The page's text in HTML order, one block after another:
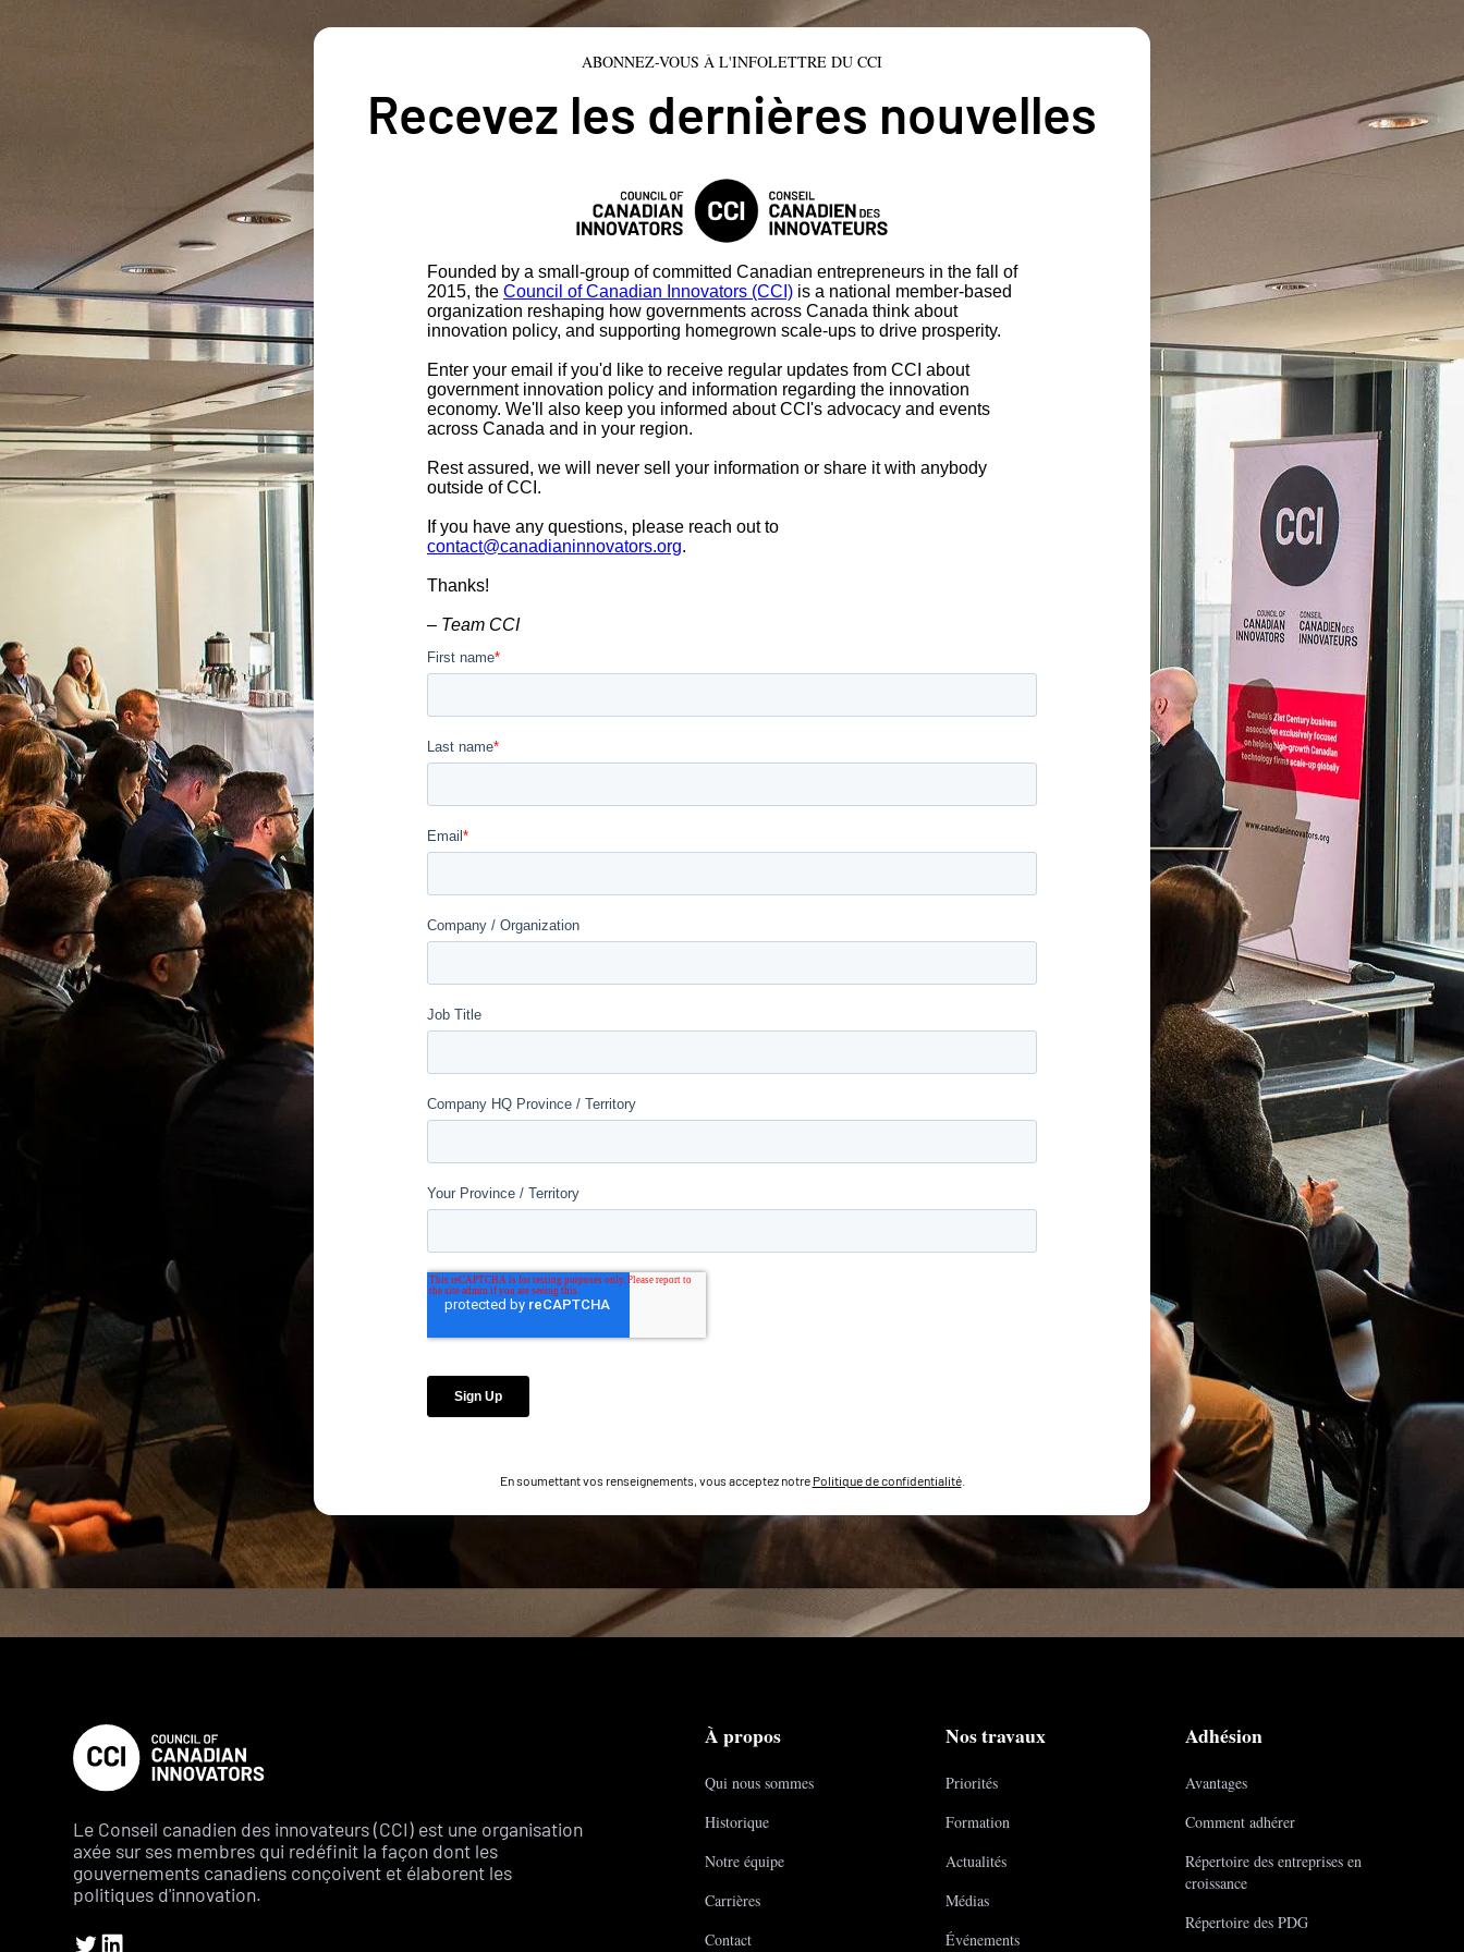
ABONNEZ-VOUS À L'INFOLETTRE DU CCI
Recevez les dernières nouvelles
En soumettant vos renseignements, vous acceptez notre Politique de confidentialité.
Le Conseil canadien des innovateurs (CCI) est une organisation
axée sur ses membres qui redéfinit la façon dont les
gouvernements canadiens conçoivent et élaborent les
politiques d'innovation.
À propos
Qui nous sommes
Historique
Notre équipe
Carrières
Contact
Nos travaux
Priorités
Formation
Actualités
Médias
Événements
Adhésion
Avantages
Comment adhérer
Répertoire des entreprises en
croissance
Répertoire des PDG